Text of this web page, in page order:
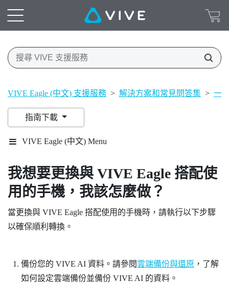
VIVE Eagle (中文) 支援服務 > 解決方案和常見問答集 > 一
指南下載
VIVE Eagle (中文) Menu
我想要更換與 VIVE Eagle 搭配使
用的手機，我該怎麼做？
當更換與 VIVE Eagle 搭配使用的手機時，請執行以下步驟
以確保順利轉換。
備份您的 VIVE AI資料。請參閱雲端備份與還原 ，了解
如何設定雲端備份並備份 VIVE AI 的資料。